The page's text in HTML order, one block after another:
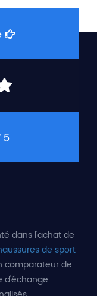
5
dans l'achat de
de sport
comparateur de
d'échange